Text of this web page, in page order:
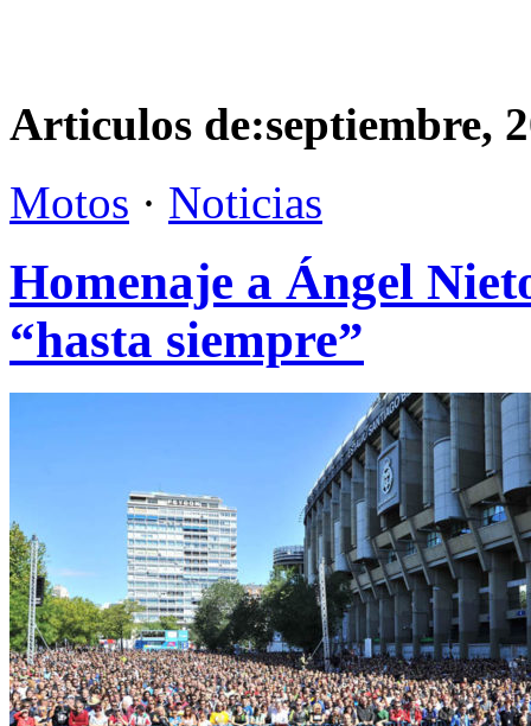
Articulos de:septiembre,
Motos · Noticias
Homenaje a Ángel
“hasta siempre”